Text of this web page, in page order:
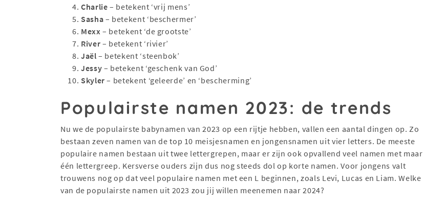
Charlie – betekent ‘vrij mens’
Sasha – betekent ‘beschermer’
Mexx – betekent ‘de grootste’
River – betekent ‘rivier’
Jaël – betekent ‘steenbok’
Jessy – betekent ‘geschenk van God’
Skyler – betekent ‘geleerde’ en ‘bescherming’
Populairste namen 2023: de trends
Nu we de populairste babynamen van 2023 op een rijtje hebben, vallen een aantal dingen op. Zo
bestaan zeven namen van de top 10 meisjesnamen en jongensnamen uit vier letters. De meeste
populaire namen bestaan uit twee lettergrepen, maar er zijn ook opvallend veel namen met maar
één lettergreep. Kersverse ouders zijn dus nog steeds dol op korte namen. Voor jongens valt
trouwens nog op dat veel populaire namen met een L beginnen, zoals Levi, Lucas en Liam. Welke
van de populairste namen uit 2023 zou jij willen meenemen naar 2024?